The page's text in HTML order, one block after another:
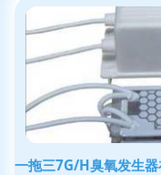
一拖三7G/H臭氧发生